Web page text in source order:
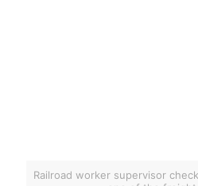
Railroad worker supervisor